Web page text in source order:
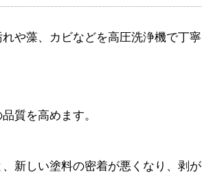
や藻、カビなどを高圧洗浄機で丁寧
質を高めます。
新しい塗料の密着が悪くなり、剥が